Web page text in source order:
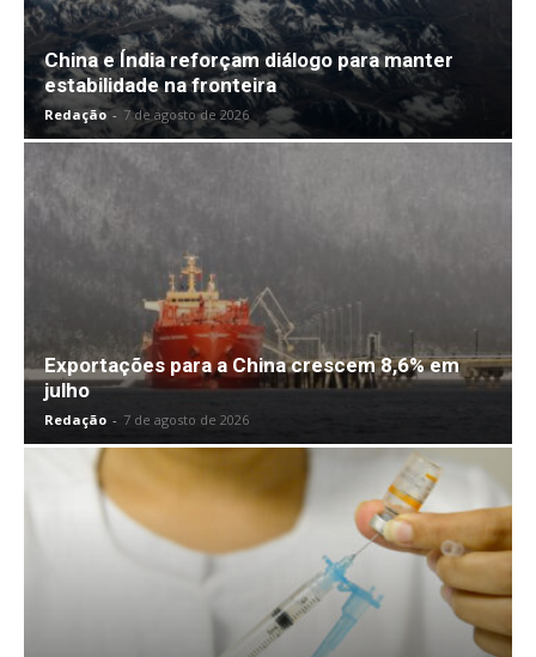
China e Índia reforçam diálogo para manter
estabilidade na fronteira
Redação - 7 de agosto de 2026
Exportações para a China crescem 8,6% em
julho
Redação - 7 de agosto de 2026